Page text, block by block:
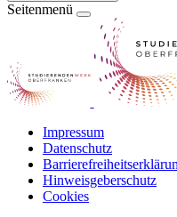
Seitenmenü
Impressum
Datenschutz
Hinweisgeberschutz
Cookies